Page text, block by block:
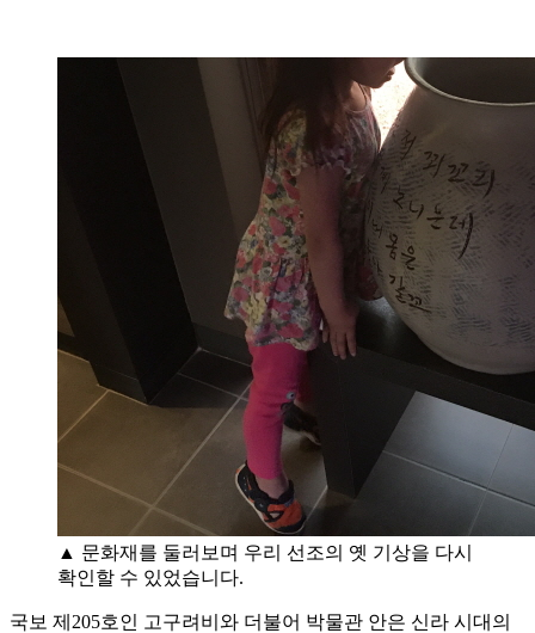
▲ 문화재를 둘러보며 우리 선조의 옛 기상을 다시
확인할 수 있었습니다.
국보 제205호인 고구려비와 더불어 박물관 안은 신라 시대의